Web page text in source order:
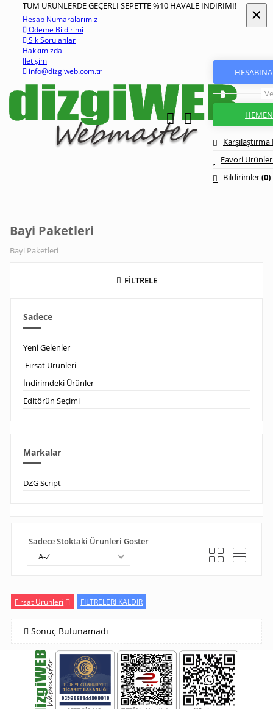
TÜM ÜRÜNLERDE GEÇERLİ SEPETTE %10 HAVALE İNDİRİMİ!
Numaralarımız
Bildirimi
Favori
Bildirimler(0)
Bayi Paketleri
Bayi Paketleri
FİLTRELE
Sadece
Yeni Gelenler
Fırsat Ürünleri
İndirimdeki Ürünler
Editörün Seçimi
Markalar
DZG Script
Sadece Stoktaki Ürünleri Göster
A-Z
Fırsat Ürünleri FİLTRELERİ KALDIR
Sonuç Bulunamadı
×
×